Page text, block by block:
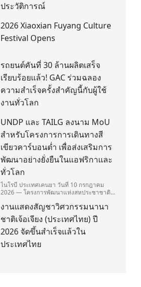
ประวัติการณ์
2026 Xiaoxian Fuyang Culture
Festival Opens
รถยนต์คันที่ 30 ล้านผลิตเสร็จ
เรียบร้อยแล้ว! GAC ร่วมฉลอง
ความสำเร็จครั้งสำคัญนี้กับผู้ใช้
งานทั่วโลก
UNDP และ TAILG ลงนาม MoU
สำหรับโครงการการเดินทางสี
เขียวคาร์บอนต่ำ เพื่อส่งเสริมการ
พัฒนาอย่างยั่งยืนในแอฟริกาและ
ทั่วโลก
ไนโรบี ประเทศเคนยา วันที่ 10 กรกฎาคม
2026 — โครงการพัฒนาแห่งสหประชาชาติ
Programme/UNDP) และ TAILG บริษัทชั้น
นำด้านการเดินทางด้วยพลังงานไฟฟ้า ได้ลง
นามในบันทึกความเข้าใจ (Memorandum of
Understanding/MOU) อย่างเป็นทางการใน
ประเทศเคนยา เกี่ยวกับ Green Mobility
Centre of Excellence (GM-CoE)
งานแสดงสัญชาวิศวกรรมนานา
ชาติเจ้อเจียง (ประเทศไทย) ปี
2026 จัดขึ้นสำเร็จแล้วใน
ประเทศไทย